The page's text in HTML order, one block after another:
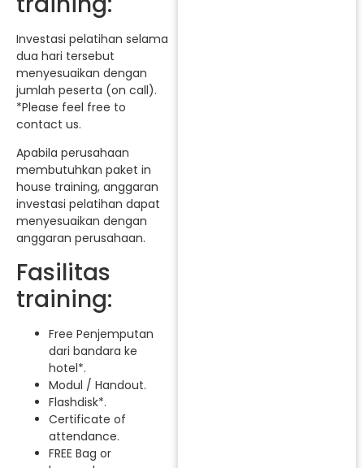
Investasi pelatihan selama
dua hari tersebut
menyesuaikan dengan
jumlah peserta (on call).
*Please feel free to
contact us.
Apabila perusahaan
membutuhkan paket in
house training, anggaran
investasi pelatihan dapat
menyesuaikan dengan
anggaran perusahaan.
Fasilitas
training:
Free Penjemputan
dari bandara ke
hotel*.
Modul / Handout.
Flashdisk*.
Certificate of
attendance.
FREE Bag or